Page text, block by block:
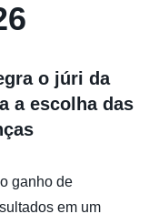
o júri da
a escolha das
ganho de
em um